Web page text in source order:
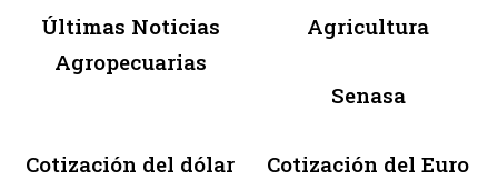
Últimas Noticias
Agropecuarias
Agricultura
Senasa
Cotización del dólar Cotización del Euro